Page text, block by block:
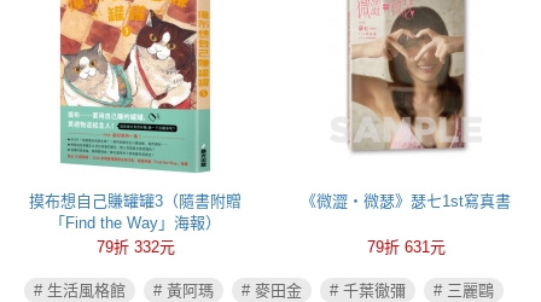
摸布想自己賺罐罐3（隨書附贈
「Find the Way」海報）
79折 332元
《微澀・微瑟》瑟七1st寫真書
79折 631元
# 生活風格館 # 黃阿瑪 # 麥田金 # 千葉徹彌
# 三麗鷗